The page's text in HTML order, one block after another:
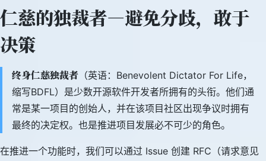
仁慈的独裁者—避免分歧，敢于
决策
终身仁慈独裁者 （英语：Benevolent Dictator For Life，
缩写BDFL）是少数开源软件开发者所拥有的头衔。他们通
常是某一项目的创始人，并在该项目社区出现争议时拥有
最终的决定权。也是推进项目发展必不可少的角色。
在推进一个功能时，我们可以通过 Issue 创建 RFC（请求意见